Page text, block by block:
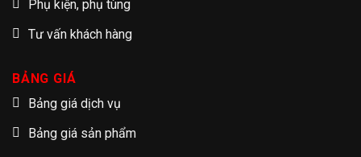
Phụ kiện, phụ tùng
Tư vấn khách hàng
BẢNG GIÁ
Bảng giá dịch vụ
Bảng giá sản phẩm